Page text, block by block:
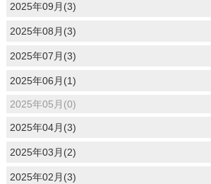
2025年09月(3)
2025年08月(3)
2025年07月(3)
2025年06月(1)
2025年05月(0)
2025年04月(3)
2025年03月(2)
2025年02月(3)